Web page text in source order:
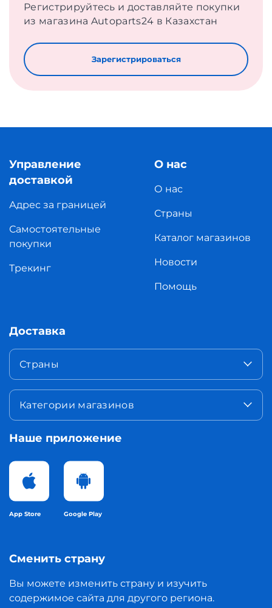
Регистрируйтесь и доставляйте покупки
из магазина Autoparts24 в Казахстан
Зарегистрироваться
Управление
доставкой
Адрес за границей
Самостоятельные
покупки
Трекинг
О нас
О нас
Страны
Каталог магазинов
Новости
Помощь
Доставка
Страны
Категории магазинов
Наше приложение
App Store Google Play
Сменить страну
Вы можете изменить страну и изучить
содержимое сайта для другого региона.